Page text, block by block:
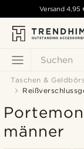
Suchen
Versand 4,95
Taschen &
männer